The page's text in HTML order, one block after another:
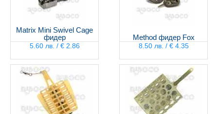
Matrix Mini Swivel Cage
фидер
5.60 лв. / € 2.86
Method фидер Fox
8.50 лв. / € 4.35